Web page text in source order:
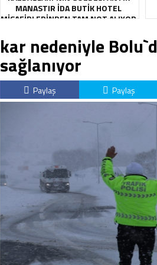
MANASTIR İDA BUTIK HOTEL
MISAFIRLERINDEN TAM NOT ALIYOR
kar nedeniyle
sağlanıyor
Paylaş Paylaş